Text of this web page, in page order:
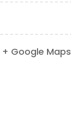
+ Google Maps